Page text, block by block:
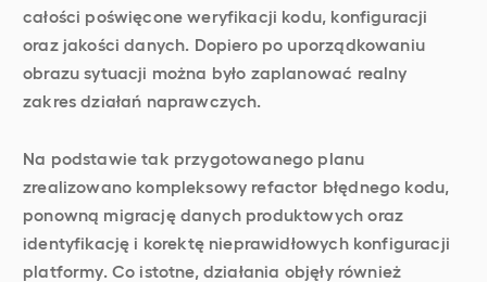
całości poświęcone weryfikacji kodu, konfiguracji
oraz jakości danych. Dopiero po uporządkowaniu
obrazu sytuacji można było zaplanować realny
zakres działań naprawczych.
Na podstawie tak przygotowanego planu
zrealizowano kompleksowy refactor błędnego kodu,
ponowną migrację danych produktowych oraz
identyfikację i korektę nieprawidłowych konfiguracji
platformy. Co istotne, działania objęły również